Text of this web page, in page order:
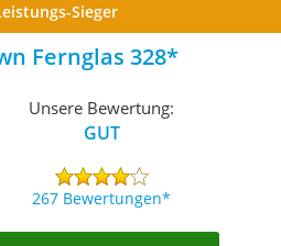
Sieger
Fernglas 328
Unsere Bewertung:
GUT
267 Bewertungen